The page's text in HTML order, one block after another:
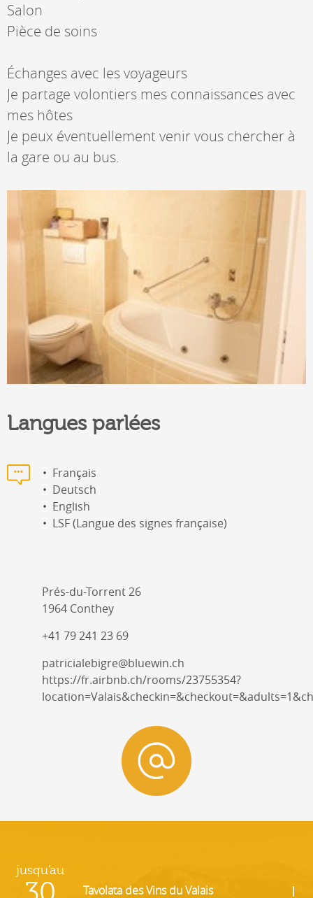
Salon
Pièce de soins
Échanges avec les voyageurs
Je partage volontiers mes connaissances avec
mes hôtes
Je peux éventuellement venir vous chercher à
la gare ou au bus.
Langues parlées
Français
Deutsch
English
LSF (Langue des signes française)
Prés-du-Torrent 26
1964 Conthey
+41 79 241 23 69
patricialebigre@bluewin.ch
https://fr.airbnb.ch/rooms/23755354?
jusqu'au
Tavolata des Vins du Valais